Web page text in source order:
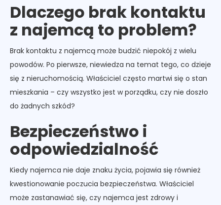
Dlaczego brak kontaktu
z najemcą to problem?
Brak kontaktu z najemcą może budzić niepokój z wielu
powodów. Po pierwsze, niewiedza na temat tego, co dzieje
się z nieruchomością. Właściciel często martwi się o stan
mieszkania – czy wszystko jest w porządku, czy nie doszło
do żadnych szkód?
Bezpieczeństwo i
odpowiedzialność
Kiedy najemca nie daje znaku życia, pojawia się również
kwestionowanie poczucia bezpieczeństwa. Właściciel
może zastanawiać się, czy najemca jest zdrowy i